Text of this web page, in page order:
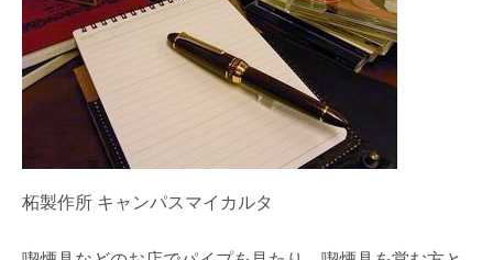
柘製作所 キャンパスマイカルタ